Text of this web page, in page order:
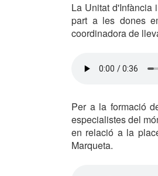
La Unitat d'Infància
part a les dones
coordinadora de
Per a la formació
especialistes del
en relació a la
Marqueta.